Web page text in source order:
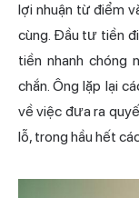
lợi nhuận từ điểm
cùng. Đầu tư tiền
tiền nhanh chóng
chắn. Ông lặp lại
về việc đưa ra
lỗ, trong hầu hết